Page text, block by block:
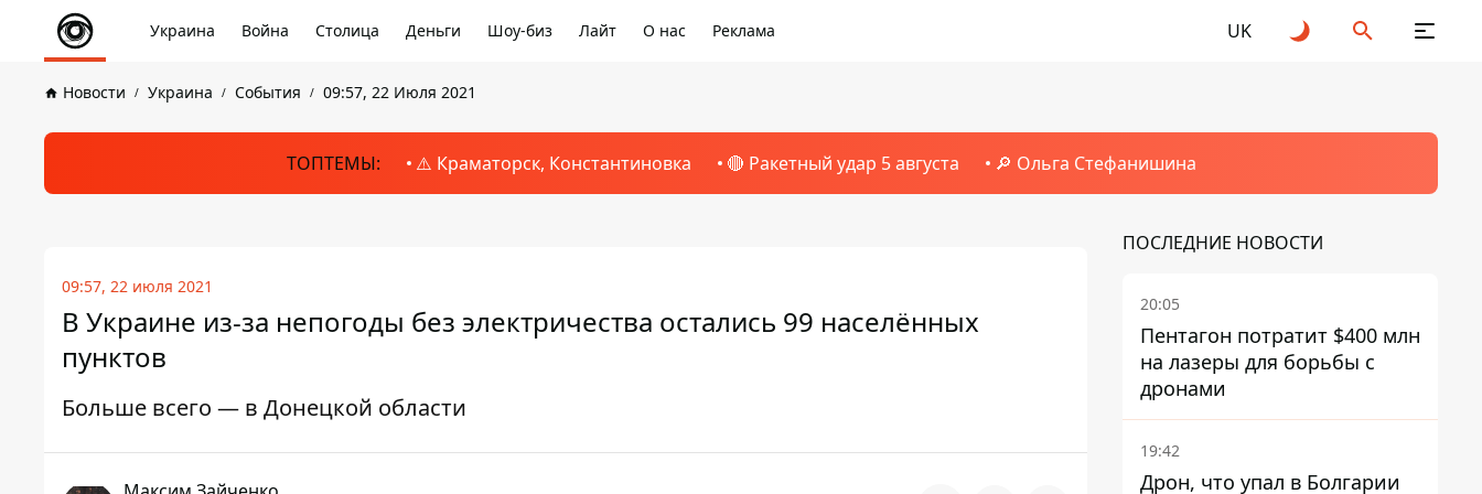
Украина Война Столица Деньги Шоу-биз Лайт О нас Реклама UK
Новости Украина События 09:57, 22 Июля 2021
ТОПТЕМЫ: ⚠️ Краматорск, Константиновка 🔴 Ракетный удар 5 августа 🔎 Ольга Стефанишина
09:57, 22 июля 2021
В Украине из-за непогоды без электричества остались 99 населённых
пунктов
Больше всего — в Донецкой области
ПОСЛЕДНИЕ НОВОСТИ
20:05
Пентагон потратит $400 млн
на лазеры для борьбы с
дронами
19:42
Дрон, что упал в Болгарии